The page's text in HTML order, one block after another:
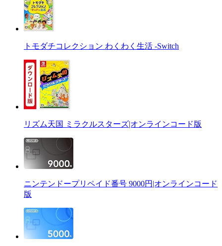
トモダチコレクション わくわく生活 -Switch
リズム天国 ミラクルスターズ|オンラインコード版
ニンテンドープリペイド番号 9000円|オンラインコード
版